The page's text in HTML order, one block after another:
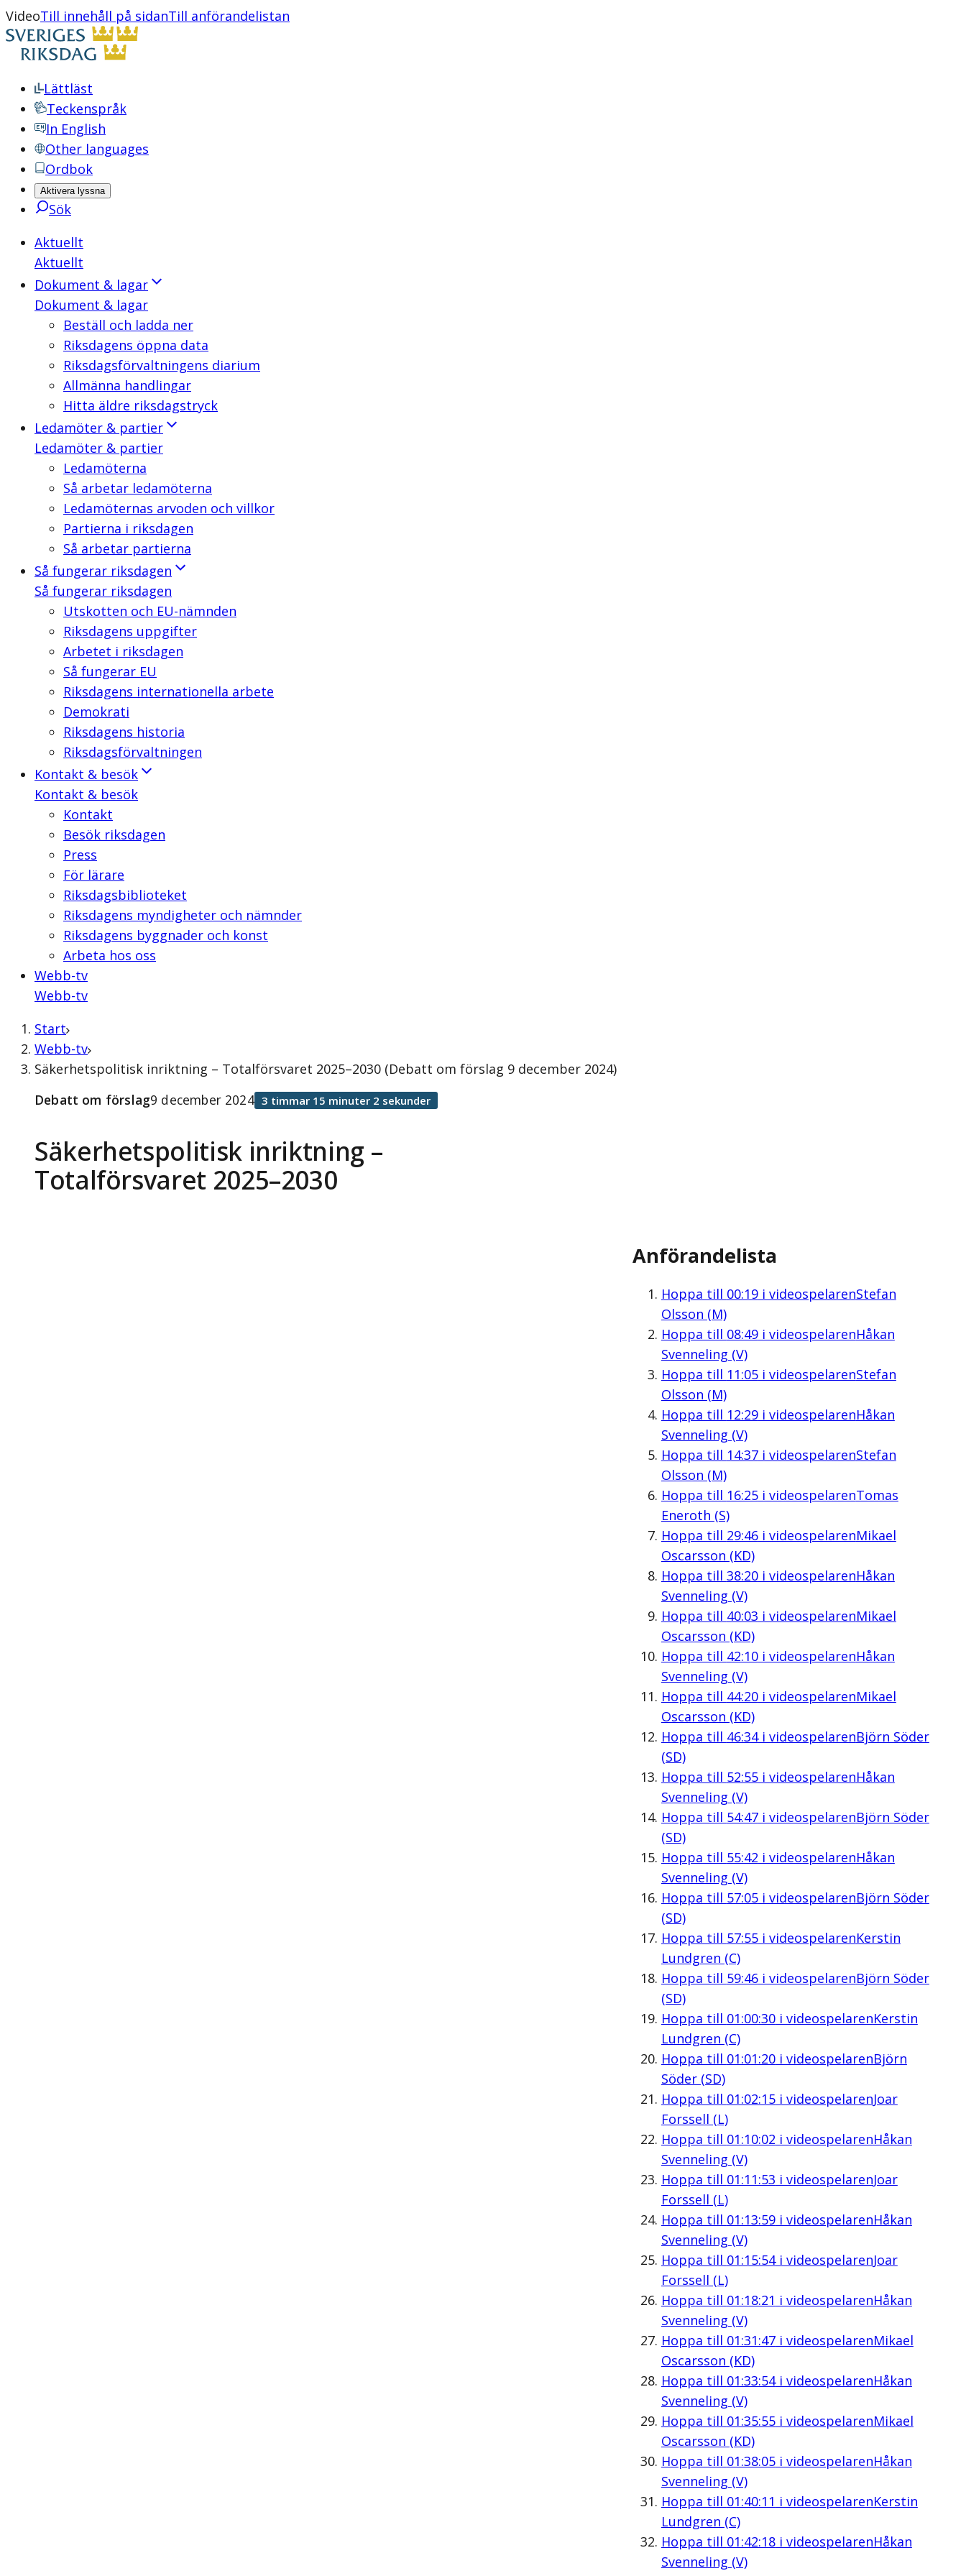
VideoTill innehåll på sidanTill anförandelistan
Lättläst
Teckenspråk
In English
Other languages
Ordbok
Aktivera lyssna
Sök
Aktuellt
Aktuellt
Dokument & lagar
Dokument & lagar
Beställ och ladda ner
Riksdagens öppna data
Riksdagsförvaltningens diarium
Allmänna handlingar
Hitta äldre riksdagstryck
Ledamöter & partier
Ledamöter & partier
Ledamöterna
Så arbetar ledamöterna
Ledamöternas arvoden och villkor
Partierna i riksdagen
Så arbetar partierna
Så fungerar riksdagen
Så fungerar riksdagen
Utskotten och EU-nämnden
Riksdagens uppgifter
Arbetet i riksdagen
Så fungerar EU
Riksdagens internationella arbete
Demokrati
Riksdagens historia
Riksdagsförvaltningen
Kontakt & besök
Kontakt & besök
Kontakt
Besök riksdagen
Press
För lärare
Riksdagsbiblioteket
Riksdagens myndigheter och nämnder
Riksdagens byggnader och konst
Arbeta hos oss
Webb-tv
Webb-tv
Start
Webb-tv
Säkerhetspolitisk inriktning – Totalförsvaret 2025–2030 (Debatt om förslag 9 december 2024)
Säkerhetspolitisk inriktning –
Totalförsvaret 2025–2030
Debatt om förslag9 december 2024 3 timmar 15 minuter 2 sekunder
Anförandelista
Hoppa till 00:19i videospelarenStefan
Olsson (M)
Hoppa till 08:49i videospelarenHåkan
Svenneling (V)
Hoppa till 11:05i videospelarenStefan
Olsson (M)
Hoppa till 12:29i videospelarenHåkan
Svenneling (V)
Hoppa till 14:37i videospelarenStefan
Olsson (M)
Hoppa till 16:25i videospelarenTomas
Eneroth (S)
Hoppa till 29:46i videospelarenMikael
Oscarsson (KD)
Hoppa till 38:20i videospelarenHåkan
Svenneling (V)
Hoppa till 40:03 i videospelarenMikael
Oscarsson (KD)
Hoppa till 42:10i videospelarenHåkan
Svenneling (V)
Hoppa till 44:20i videospelarenMikael
Oscarsson (KD)
Hoppa till 46:34i videospelarenBjörn Söder
(SD)
Hoppa till 52:55i videospelarenHåkan
Svenneling (V)
Hoppa till 54:47i videospelarenBjörn Söder
(SD)
Hoppa till 55:42 i videospelarenHåkan
Svenneling (V)
Hoppa till 57:05i videospelarenBjörn Söder
(SD)
Hoppa till 57:55i videospelarenKerstin
Lundgren (C)
Hoppa till 59:46i videospelarenBjörn Söder
(SD)
Hoppa till 01:00:30i videospelarenKerstin
Lundgren (C)
Hoppa till 01:01:20i videospelarenBjörn
Söder (SD)
Hoppa till 01:02:15i videospelarenJoar
Forssell (L)
Hoppa till 01:10:02 i videospelarenHåkan
Svenneling (V)
Hoppa till 01:11:53 i videospelarenJoar
Forssell (L)
Hoppa till 01:13:59i videospelarenHåkan
Svenneling (V)
Hoppa till 01:15:54i videospelarenJoar
Forssell (L)
Hoppa till 01:18:21 i videospelarenHåkan
Svenneling (V)
Hoppa till 01:31:47i videospelarenMikael
Oscarsson (KD)
Hoppa till 01:33:54i videospelarenHåkan
Svenneling (V)
Hoppa till 01:35:55i videospelarenMikael
Oscarsson (KD)
Hoppa till 01:38:05i videospelarenHåkan
Svenneling (V)
Hoppa till 01:40:11 i videospelarenKerstin
Lundgren (C)
Hoppa till 01:42:18i videospelarenHåkan
Svenneling (V)